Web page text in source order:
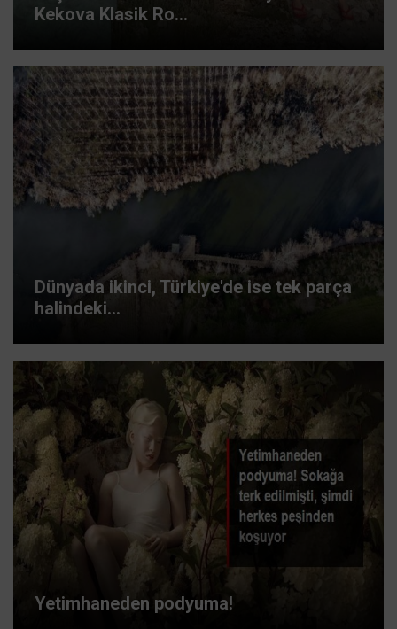
Kekova Klasik Ro...
Dünyada ikinci, Türkiye'de ise tek parça
halindeki...
Yetimhaneden podyuma!